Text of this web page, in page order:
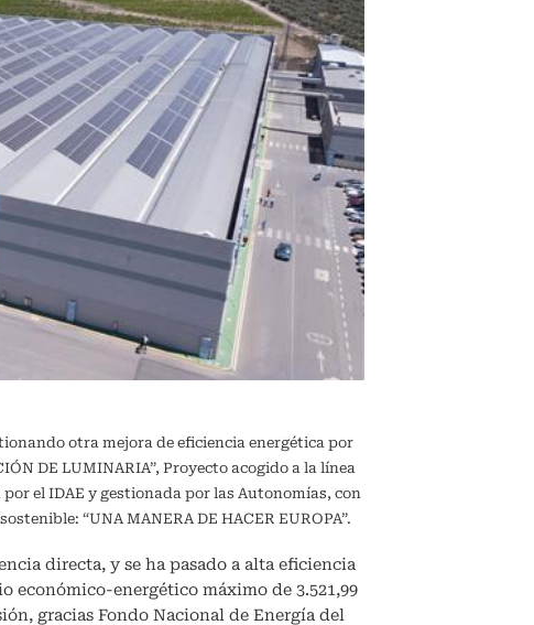
otra mejora de eficiencia energética por
DE LUMINARIA”, Proyecto acogido a la línea
el IDAE y gestionada por las Autonomías, con
“UNA MANERA DE HACER EUROPA”.
directa, y se ha pasado a alta eficiencia
económico-energético máximo de 3.521,99
gracias Fondo Nacional de Energía del